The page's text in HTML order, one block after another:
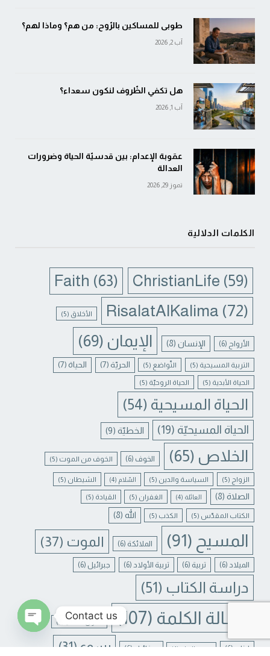
طوبى للمساكين بالرّوح: من هم؟ وماذا لهم؟
آب 2, 2026
هل تكفي الظّروف لنكون سعداء؟
آب 1, 2026
عقوبة الإعدام: بين قدسيّة الحياة وضرورات
العدالة
تموز 29, 2026
الكلمات الدلالية
ChristianLife (59)
Faith (63)
RisalatAlKalima (72) الأخلاق (5)
الأرواح (6) الإنسان(8) الإيمان (69)
التربية المسيحية (5) التّواضع (5) الحريّة (7) الحياة (7)
الحياة الأبدية (5) الحياة الروحيّة (5)
الحياة المسيحية (54)
الحياة المسيحيّة (19) الخطيّة (9)
الخلاص (65) الخوف (6) الخوف من الموت (5)
الزواج (5) السياسة والدين (5) السّلام (4) الشيطان (5)
الصلاة (8) العائلة (4) الغفران (5) القيادة (5)
الكتاب المقدّس (5) الكذب (5) الله (8)
المسيح (91) الملائكة (6) الموت (37)
الميلاد (6) تربية (6) تربية الأولاد (6) جبرائيل (6)
دراسة الكتاب (51)
رسالة الكلمة (107) غفران الخطايا
لبنان (6) معنى الحياة (4) ميخائيل (6) يسوع (31)
Contact us